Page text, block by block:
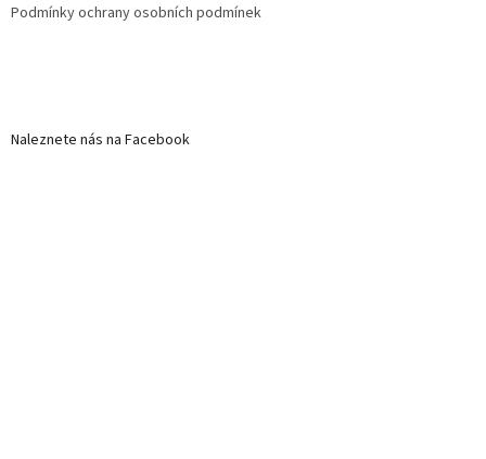
Podmínky ochrany osobních podmínek
Naleznete nás na Facebook